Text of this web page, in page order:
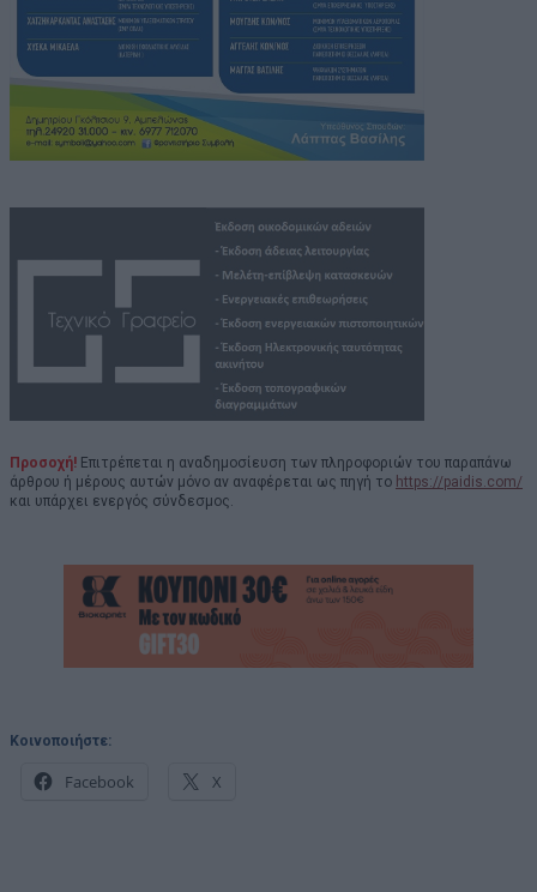
Προσοχή! Επιτρέπεται η αναδημοσίευση των πληροφοριών του παραπάνω
άρθρου ή μέρους αυτών μόνο αν αναφέρεται ως πηγή το https://paidis.com/
και υπάρχει ενεργός σύνδεσμος.
Κοινοποιήστε:
Facebook X